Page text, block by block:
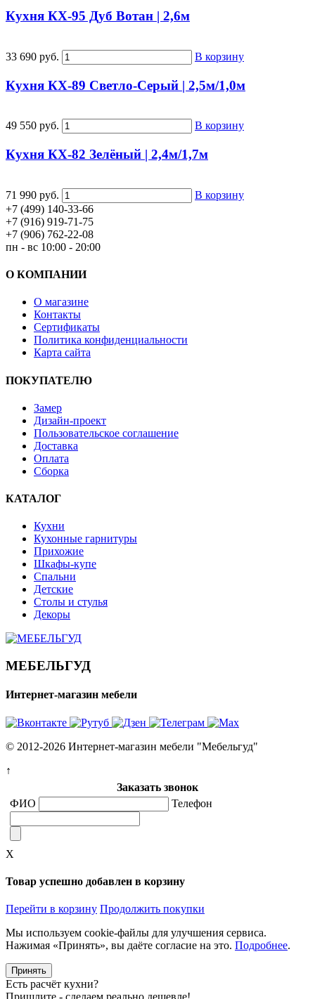
Кухня КХ-95 Дуб Вотан | 2,6м
33 690 руб. В корзину
Кухня КХ-89 Светло-Серый | 2,5м/1,0м
49 550 руб. В корзину
Кухня КХ-82 Зелёный | 2,4м/1,7м
71 990 руб.
В корзину
+7 (499) 140-33-66
+7 (916) 919-71-75
+7 (906) 762-22-08
пн - вс 10:00 - 20:00
О КОМПАНИИ
О магазине
Контакты
Сертификаты
Политика конфиденциальности
Карта сайта
ПОКУПАТЕЛЮ
Замер
Дизайн-проект
Пользовательское соглашение
Доставка
Оплата
Сборка
КАТАЛОГ
Кухни
Кухонные гарнитуры
Прихожие
Шкафы-купе
Спальни
Детские
Столы и стулья
Декоры
МЕБЕЛЬГУД
Интернет-магазин мебели
© 2012-2026 Интернет-магазин мебели "Мебельгуд"
↑
Заказать звонок
ФИО
Телефон
X
Товар успешно добавлен в корзину
Перейти в корзину Продолжить покупки
Мы используем cookie-файлы для улучшения сервиса.
Нажимая «Принять», вы даёте согласие на это. Подробнее.
Принять
Есть расчёт кухни?